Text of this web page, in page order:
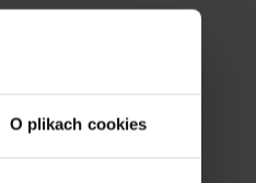
O plikach cookies